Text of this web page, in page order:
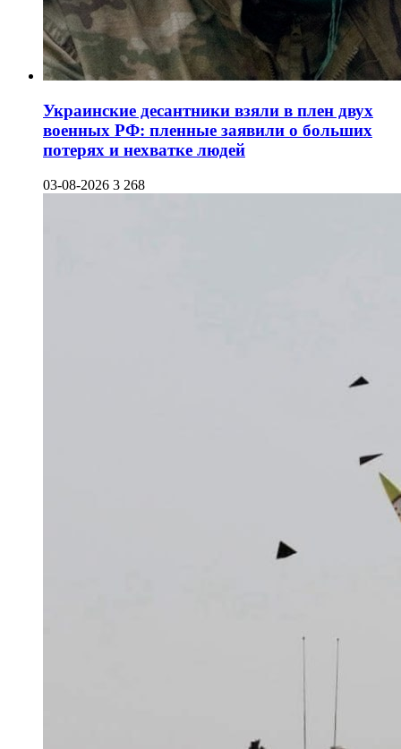
Украинские десантники взяли в плен двух
военных РФ: пленные заявили о больших
потерях и нехватке людей
03-08-2026 3 268